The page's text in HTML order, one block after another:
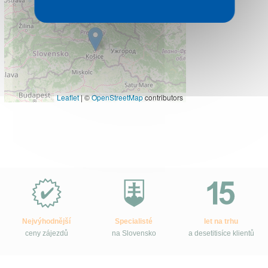
Leaflet|©OpenStreetMapcontributors
Slovensko.cz?
Nejvýhodnější
ceny zájezdů
Specialisté
na Slovensko
let na trhu
a desetitisíce klientů